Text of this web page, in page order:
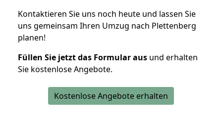
Kontaktieren Sie uns noch heute und lassen Sie
uns gemeinsam Ihren Umzug nach Plettenberg
planen!
Füllen Sie jetzt das Formular aus und erhalten
Sie kostenlose Angebote.
Kostenlose Angebote erhalten